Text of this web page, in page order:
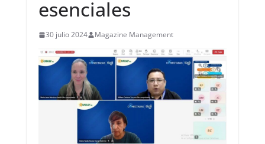
esenciales
30 julio 2024 Magazine Management